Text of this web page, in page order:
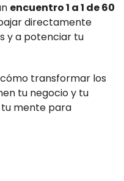
encuentro 1 a 1 de 60
directamente
y a potenciar tu
transformar los
tu negocio y tu
mente para